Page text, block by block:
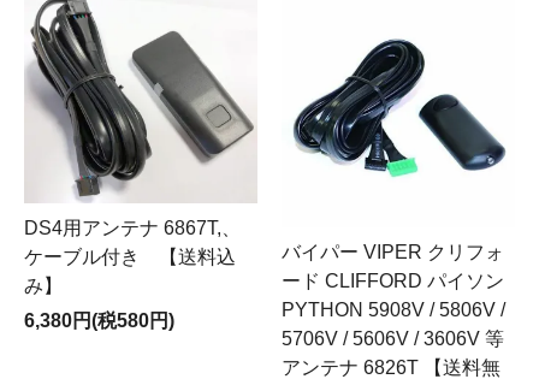
DS4用アンテナ 6867T,、
ケーブル付き 【送料込
み】
6,380円(税580円)
バイパー VIPER クリフォ
ード CLIFFORD パイソン
PYTHON 5908V / 5806V /
5706V / 5606V / 3606V 等
アンテナ 6826T 【送料無